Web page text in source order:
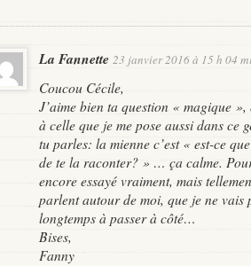
La Fannette 23 janvier 2016 à 15 h 04
Coucou Cécile,
J’aime bien ta question « magique
à celle que je me pose aussi dans ce
tu parles: la mienne c’est « est-ce
de te la raconter? » … ça calme.
encore essayé vraiment, mais
parlent autour de moi, que je ne vais
longtemps à passer à côté…
Bises,
Fanny